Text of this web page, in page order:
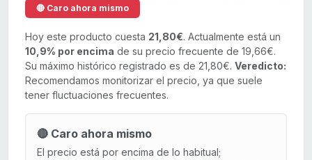
🔴 Caro ahora mismo
Hoy este producto cuesta 21,80€. Actualmente está un
10,9% por encima de su precio frecuente de 19,66€.
Su máximo histórico registrado es de 21,80€. Veredicto:
Recomendamos monitorizar el precio, ya que suele
tener fluctuaciones frecuentes.
🔴 Caro ahora mismo
El precio está por encima de lo habitual;